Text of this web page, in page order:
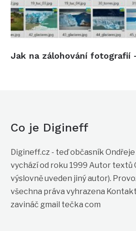
Jak na zálohování fotografií
Co je Digineff
Digineff.cz - teď občasník
vychází od roku 1999 Autor textů
výslovně uveden jiný autor).
všechna práva vyhrazena
zavináč gmail tečka com